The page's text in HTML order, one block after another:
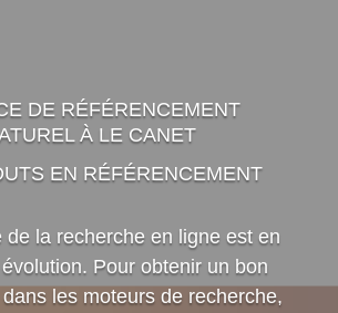
DE RÉFÉRENCEMENT
À LE CANET
EN RÉFÉRENCEMENT
de la recherche en ligne est en
Pour obtenir un bon
les moteurs de recherche,